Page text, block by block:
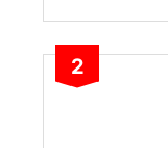
2